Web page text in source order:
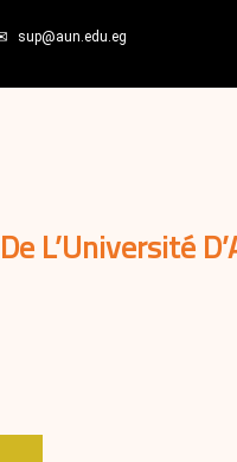
sup@aun.edu.eg
L’Université